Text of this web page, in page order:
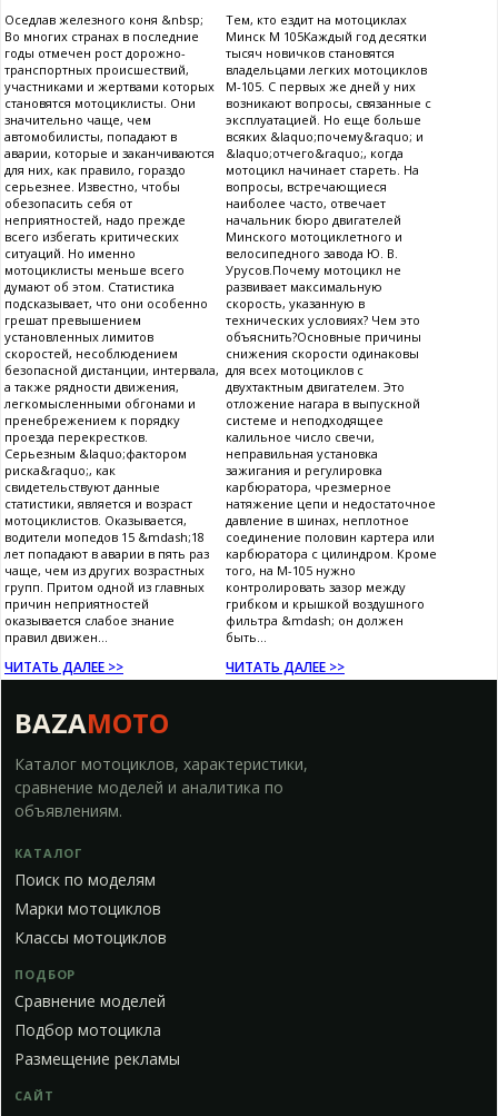
Оседлав железного коня &nbsp;
Во многих странах в последние
годы отмечен рост дорожно-
транспортных происшествий,
участниками и жертвами которых
становятся мотоциклисты. Они
значительно чаще, чем
автомобилисты, попадают в
аварии, которые и заканчиваются
для них, как правило, гораздо
серьезнее. Известно, чтобы
обезопасить себя от
неприятностей, надо прежде
всего избегать критических
ситуаций. Но именно
мотоциклисты меньше всего
думают об этом. Статистика
подсказывает, что они особенно
грешат превышением
установленных лимитов
скоростей, несоблюдением
безопасной дистанции, интервала,
а также рядности движения,
легкомысленными обгонами и
пренебрежением к порядку
проезда перекрестков.
Серьезным &laquo;фактором
риска&raquo;, как
свидетельствуют данные
статистики, является и возраст
мотоциклистов. Оказывается,
водители мопедов 15 &mdash;18
лет попадают в аварии в пять раз
чаще, чем из других возрастных
групп. Притом одной из главных
причин неприятностей
оказывается слабое знание
правил движен...
ЧИТАТЬ ДАЛЕЕ >>
Тем, кто ездит на мотоциклах
Минск М 105Каждый год десятки
тысяч новичков становятся
владельцами легких мотоциклов
М-105. С первых же дней у них
возникают вопросы, связанные с
эксплуатацией. Но еще больше
всяких &laquo;почему&raquo; и
&laquo;отчего&raquo;, когда
мотоцикл начинает стареть. На
вопросы, встречающиеся
наиболее часто, отвечает
начальник бюро двигателей
Минского мотоциклетного и
велосипедного завода Ю. В.
Урусов.Почему мотоцикл не
развивает максимальную
скорость, указанную в
технических условиях? Чем это
объяснить?Основные причины
снижения скорости одинаковы
для всех мотоциклов с
двухтактным двигателем. Это
отложение нагара в выпускной
системе и неподходящее
калильное число свечи,
неправильная установка
зажигания и регулировка
карбюратора, чрезмерное
натяжение цепи и недостаточное
давление в шинах, неплотное
соединение половин картера или
карбюратора с цилиндром. Кроме
того, на М-105 нужно
контролировать зазор между
грибком и крышкой воздушного
фильтра &mdash; он должен
быть...
ЧИТАТЬ ДАЛЕЕ >>
BAZAMOTO
Каталог мотоциклов, характеристики,
сравнение моделей и аналитика по
объявлениям.
КАТАЛОГ
Поиск по моделям
Марки мотоциклов
Классы мотоциклов
ПОДБОР
Сравнение моделей
Подбор мотоцикла
Размещение рекламы
САЙТ